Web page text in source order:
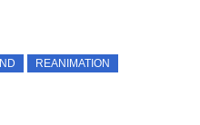
REANIMATION